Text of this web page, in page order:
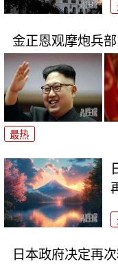
金正恩观摩炮兵
最热
日本政府决定再